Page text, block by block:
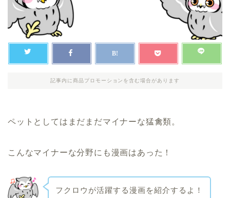
記事内に商品プロモーションを含む場合があります
ペットとしてはまだまだマイナーな猛禽類。
こんなマイナーな分野にも漫画はあった！
フクロウが活躍する漫画を紹介するよ！